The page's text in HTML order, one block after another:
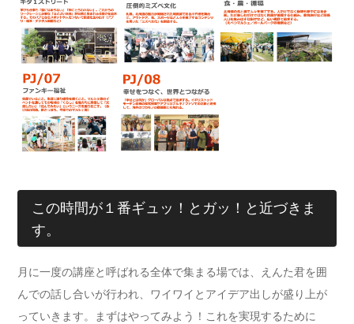
この時間が１番ギュッ！とガッ！と近づきま
す。
月に一度の講座と呼ばれる全体で集まる場では、えんた君を囲
んでの話し合いが行われ、ワイワイとアイデア出しが盛り上が
っていきます。まずはやってみよう！これを実現するために